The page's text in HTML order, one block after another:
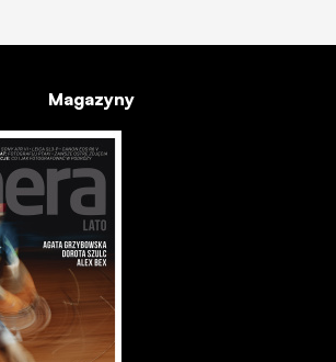
Magazyny